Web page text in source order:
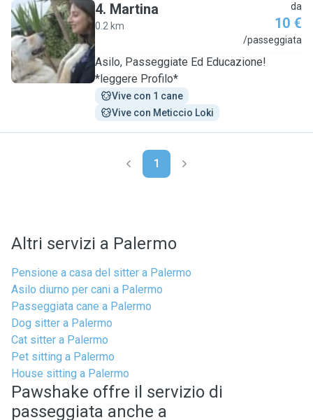
M
4. Martina
0.2 km
da
10 €
/passeggiata
Asilo, Passeggiate Ed Educazione!
*leggere Profilo*
Vive con 1 cane
Vive con Meticcio Loki
1
Altri servizi a Palermo
Pensione a casa del sitter a Palermo
Asilo diurno per cani a Palermo
Passeggiata cane a Palermo
Dog sitter a Palermo
Cat sitter a Palermo
Pet sitting a Palermo
House sitting a Palermo
Pawshake offre il servizio di
passeggiata anche a